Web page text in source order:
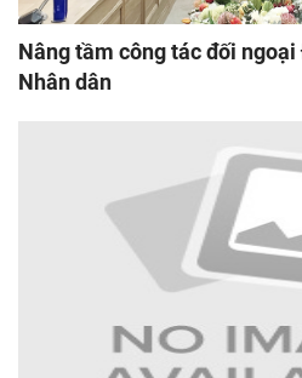
Nâng tầm công tác đối
Nhân dân